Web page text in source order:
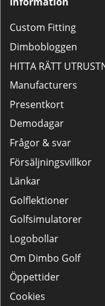
Custom Fitting
Dimbobloggen
HITTA RÄTT
Manufacturers
Presentkort
Demodagar
Frågor & svar
Försäljningsvillkor
Länkar
Golflektioner
Golfsimulatorer
Logobollar
Om Dimbo Golf
Öppettider
Cookies